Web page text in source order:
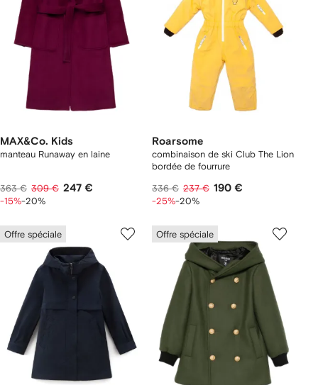
MAX&Co. Kids
manteau Runaway en laine
363 € 309 € 247 €
-15%-20%
Roarsome
combinaison de ski Club The Lion
bordée de fourrure
336 € 237 € 190 €
-25%-20%
Offre spéciale Offre spéciale